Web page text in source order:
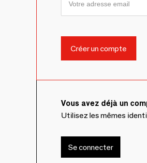
Vous avez déjà un
Utilisez les mêmes
Se connecter